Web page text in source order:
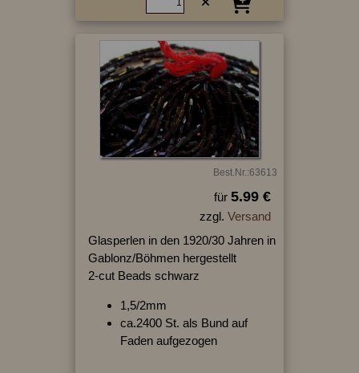
Best.Nr.:63613
für 5.99 €
zzgl. Versand
Glasperlen in den 1920/30 Jahren in
Gablonz/Böhmen hergestellt
2-cut Beads schwarz
1,5/2mm
ca.2400 St. als Bund auf
Faden aufgezogen